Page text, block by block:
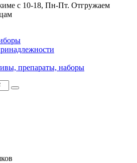
с 10-18, Пн-Пт. Отгружаем
препараты, наборы